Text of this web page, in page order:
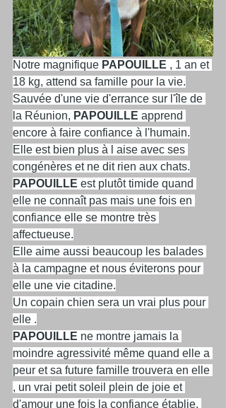
Notre magnifique PAPOUILLE , 1 an et
18 kg, attend sa famille pour la vie.
Sauvée d'une vie d'errance sur l'île de
la Réunion, PAPOUILLE apprend
encore à faire confiance à l'humain.
Elle est bien plus à l aise avec ses
congénères et ne dit rien aux chats.
PAPOUILLE est plutôt timide quand
elle ne connaît pas mais une fois en
confiance elle se montre très
affectueuse.
Elle aime aussi beaucoup les balades
à la campagne et nous éviterons pour
elle une vie citadine.
Un copain chien sera un vrai plus pour
elle .
PAPOUILLE ne montre jamais la
moindre agressivité même quand elle a
peur et sa future famille trouvera en elle
, un vrai petit soleil plein de joie et
d'amour une fois la confiance établie.